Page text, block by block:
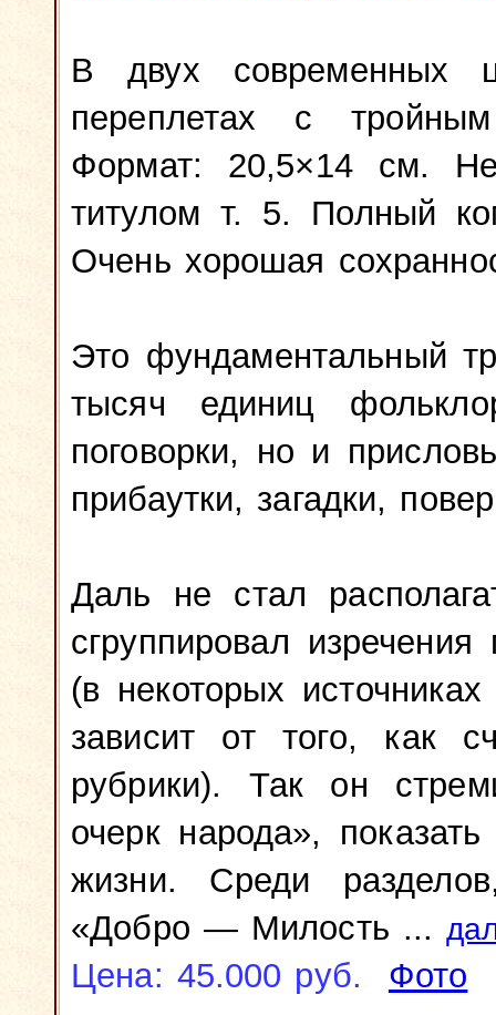
В двух современных
переплетах с
Формат: 20,5×14 см.
титулом т. 5. Полный
Очень хорошая
Это фундаментальный
тысяч единиц
поговорки, но и
прибаутки, загадки,
Даль не стал
сгруппировал
(в некоторых
зависит от того, как
рубрики). Так он
очерк народа»,
жизни. Среди
«Добро — Милость ...
Цена: 45.000 руб. Фото